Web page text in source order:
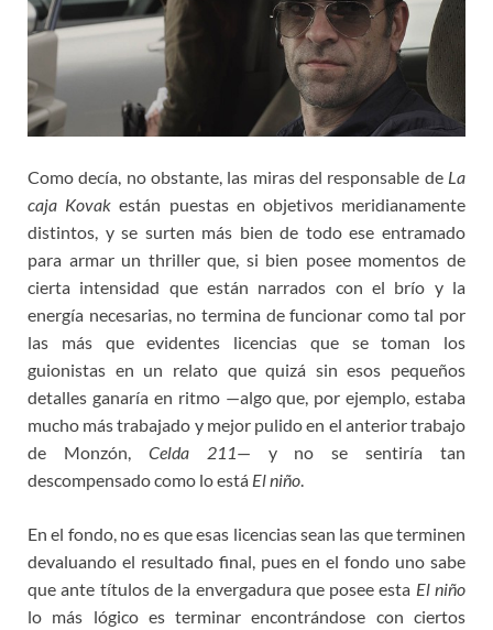
Como decía, no obstante, las miras del responsable de La
caja Kovak están puestas en objetivos meridianamente
distintos, y se surten más bien de todo ese entramado
para armar un thriller que, si bien posee momentos de
cierta intensidad que están narrados con el brío y la
energía necesarias, no termina de funcionar como tal por
las más que evidentes licencias que se toman los
guionistas en un relato que quizá sin esos pequeños
detalles ganaría en ritmo —algo que, por ejemplo, estaba
mucho más trabajado y mejor pulido en el anterior trabajo
de Monzón, Celda 211— y no se sentiría tan
descompensado como lo está El niño.
En el fondo, no es que esas licencias sean las que terminen
devaluando el resultado final, pues en el fondo uno sabe
que ante títulos de la envergadura que posee esta El niño
lo más lógico es terminar encontrándose con ciertos